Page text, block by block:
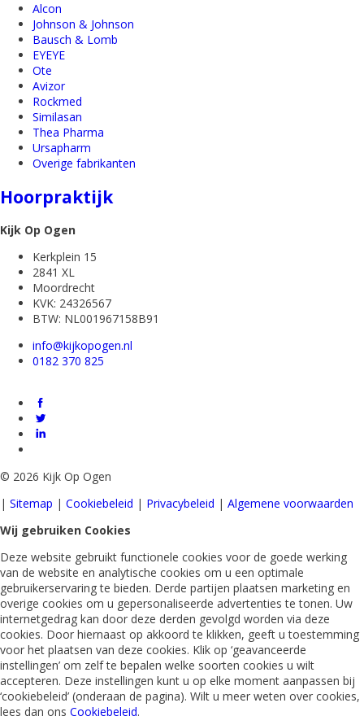
Alcon
Johnson & Johnson
Bausch & Lomb
EYEYE
Ote
Avizor
Rockmed
Similasan
Thea Pharma
Ursapharm
Overige fabrikanten
Hoorpraktijk
Kijk Op Ogen
Kerkplein 15
2841 XL
Moordrecht
KVK: 24326567
BTW: NL001967158B91
info@kijkopogen.nl
0182 370 825
© 2026 Kijk Op Ogen
| Sitemap | Cookiebeleid | Privacybeleid | Algemene voorwaarden
Wij gebruiken Cookies
Deze website gebruikt functionele cookies voor de goede werking
van de website en analytische cookies om u een optimale
gebruikerservaring te bieden. Derde partijen plaatsen marketing en
overige cookies om u gepersonaliseerde advertenties te tonen. Uw
internetgedrag kan door deze derden gevolgd worden via deze
cookies. Door hiernaast op akkoord te klikken, geeft u toestemming
voor het plaatsen van deze cookies. Klik op ‘geavanceerde
instellingen’ om zelf te bepalen welke soorten cookies u wilt
accepteren. Deze instellingen kunt u op elke moment aanpassen bij
‘cookiebeleid’ (onderaan de pagina). Wilt u meer weten over cookies,
lees dan ons Cookiebeleid.